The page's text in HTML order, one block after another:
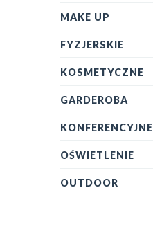
MAKE UP
FYZJERSKIE
KOSMETYCZNE
GARDEROBA
KONFERENCYJNE
OŚWIETLENIE
OUTDOOR